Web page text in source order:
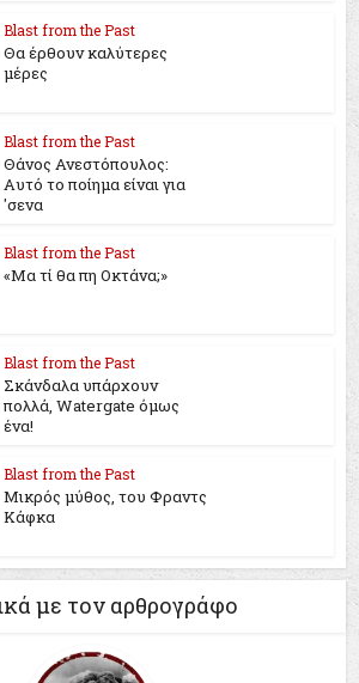
Blast from the Past
Θα έρθουν καλύτερες
μέρες
Blast from the Past
Θάνος Ανεστόπουλος:
Αυτό το ποίημα είναι για
'σενα
Blast from the Past
«Μα τί θα πη Οκτάνα;»
Blast from the Past
Σκάνδαλα υπάρχουν
πολλά, Watergate όμως
ένα!
Blast from the Past
Μικρός μύθος, του Φραντς
Κάφκα
με τον αρθρογράφο